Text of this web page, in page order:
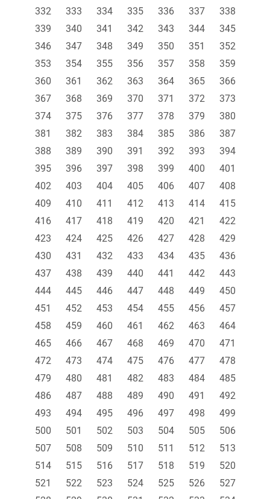
332
333 334 335 336 337
338
339
340 341 342 343 344
345
346
347 348 349 350 351
352
353
354 355 356 357 358
359
360
361 362 363 364 365
366
367
368 369 370 371 372
373
374
375 376 377 378 379
380
381
382 383 384 385 386
387
388
389 390 391 392 393
394
395
396 397 398 399 400
401
402
403 404 405 406 407
408
409
410 411 412 413 414
415
416
417 418 419 420 421
422
423
424 425 426 427 428
429
430
431 432 433 434 435
436
437
438 439 440 441 442
443
444
445 446 447 448 449
450
451
452 453 454 455 456
457
458
459 460 461 462 463
464
465
466 467 468 469 470
471
472
473 474 475 476 477
478
479
480 481 482 483 484
485
486
487 488 489 490 491
492
493
494 495 496 497 498
499
500
501 502 503 504 505
506
507
508 509 510 511 512
513
514
515 516 517 518 519
520
521
522 523 524 525 526
527